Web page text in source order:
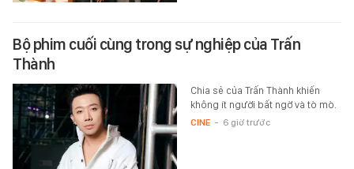
Bộ phim cuối cùng trong sự nghiệp của Trấn
Thành
Chia sẻ của Trấn Thành khiến
không ít người bất ngờ và tò mò.
CINE - 6 giờ trước